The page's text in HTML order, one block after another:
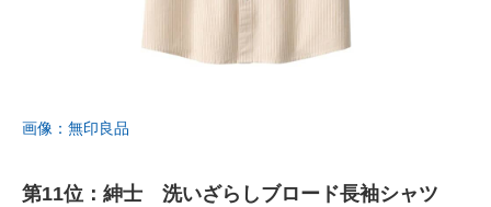
画像：無印良品
第11位：紳士 洗いざらしブロード長袖シャツ